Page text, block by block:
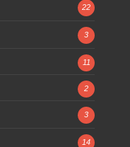
22
3
11
2
3
14